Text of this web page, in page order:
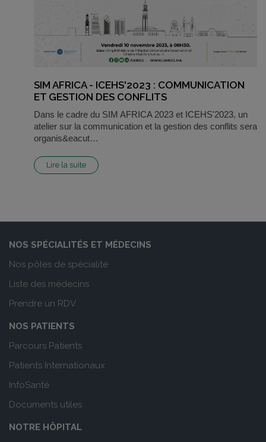
SIM AFRICA - ICEHS'2023 : COMMUNICATION
ET GESTION DES CONFLITS
Dans le cadre du SIM AFRICA 2023 et ICEHS'2023, un
atelier sur la communication et la gestion des conflits sera
organis&eacut…
Lire la suite
NOS SPÉCIALITÉS ET MÉDECINS
Nos pôles de spécialité
Liste des médecins
Prendre un RDV
NOS PATIENTS
Parcours Patients
Patients Internationaux
InfoSanté
Documents utiles
NOTRE HÔPITAL